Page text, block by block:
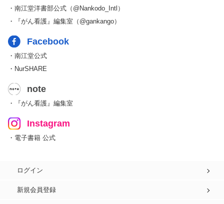
・南江堂洋書部公式（@Nankodo_Intl）
・『がん看護』編集室（@gankango）
Facebook
・南江堂公式
・NurSHARE
note
・『がん看護』編集室
Instagram
・電子書籍 公式
ログイン
新規会員登録